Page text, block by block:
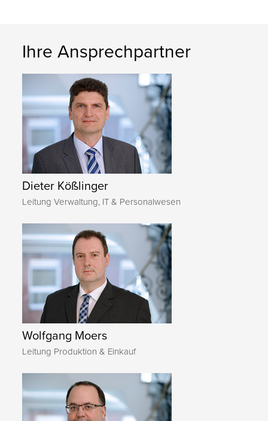
Ihre Ansprechpartner
Dieter Kößlinger
Leitung Verwaltung, IT & Personalwesen
Wolfgang Moers
Leitung Produktion & Einkauf